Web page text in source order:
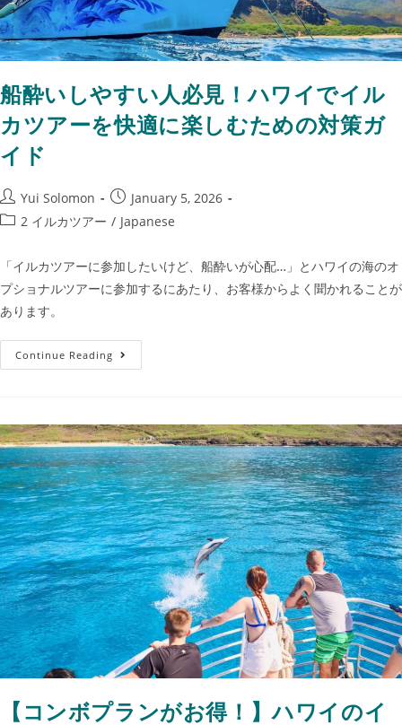
船酔いしやすい人必見！ハワイでイル
カツアーを快適に楽しむための対策ガ
イド
Yui Solomon
January 5, 2026
2 イルカツアー / Japanese
「イルカツアーに参加したいけど、船酔いが心配…」とハワイの海のオ
プショナルツアーに参加するにあたり、お客様からよく聞かれることが
あります。
Continue Reading
【コンボプランがお得！】ハワイのイ